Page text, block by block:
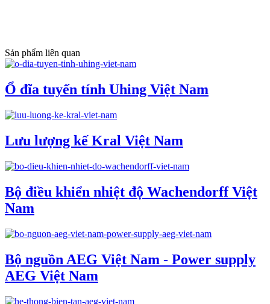
Sản phẩm liên quan
Ổ đĩa tuyến tính Uhing Việt Nam
Lưu lượng kế Kral Việt Nam
Bộ điều khiển nhiệt độ Wachendorff Việt
Nam
Bộ nguồn AEG Việt Nam - Power supply
AEG Việt Nam